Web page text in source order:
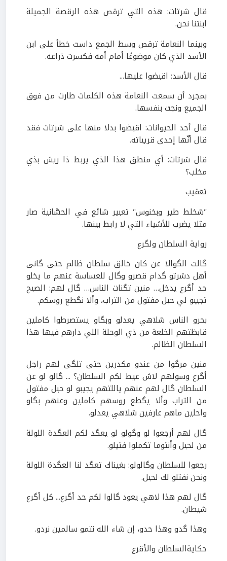
قال شرتات: هذه التي ترقص هذه الرقصة الجميلة
ابنتنا نحن.
وبينما النعامة ترقص وسط الجمع داست خطأ على ابن
الأسد الذي كان موضوعًا أمام أمه فكسرت ذراعه.
قال الأسد: اقبضوا عليها...
بمجرد أن سمعت النعامة هذه الكلمات طارت من فوق
الجميع ونجت بنفسها.
قال أحد الحيوانات: اقبضوا بدلا منها على شرتات فقد
قال أنّها إحدى قريباته.
قال شرتات: أي منطق هذا الذي يربط ذا ريش بذي
مخلب؟
تعقيب
"شخلط طير وبخنوس" تعبير شائع في الحسَّانية صار
مثلا يضرب للأشياء التي لا رابط بينها.
رواية السلطان ولگرع
گالت الگوالا عن كان خالق سلطان ظالم حتى گانى
أهل دشرتو گدام قصرو وگال للعساسة عنهم ما يخلو
حد أگرع يدخل… منين تگنات الناس… گال لهم: الصبح
تجيبو لي حبل مفتول من التراب، وألا نگطع روسكم.
بحرو الناس شلاهي يعدلو وبگاو يستصرطوا كاملين
قابظتهم الخلعة من ذي الوحلة اللي دارهم فيها هذا
السلطان الظالم.
منين مرگوا من عندو مكدرين حتى تلگى لهم راجل
أگرع وسولهم لاش عيط لكم السلطان؟ ... گالو لو عن
السلطان گال لهم عنهم ياللتهم يجيبو لو حبل مفتول
من التراب وألا يگطع روسهم كاملين وعنهم بگاو
واحلين ماهم عارفين شلاهي يعدلو.
گال لهم أرجعوا لو وگولو لو يعگد لكم العگدة اللولة
من لحبل وأنتوما تكملوا فتيلو.
رجعوا للسلطان وگالولو: بغيناك تعگد لنا العگدة اللولة
ونحن نفتلو لك لحبل.
گال لهم هذا لاهي يعود گالوا لكم حد أگرع... كل أگرع
شيطان.
وهذا گدو وهذا حدو، إن شاء الله نتمو سالمين نردو.
حكايةالسلطان والأقرع